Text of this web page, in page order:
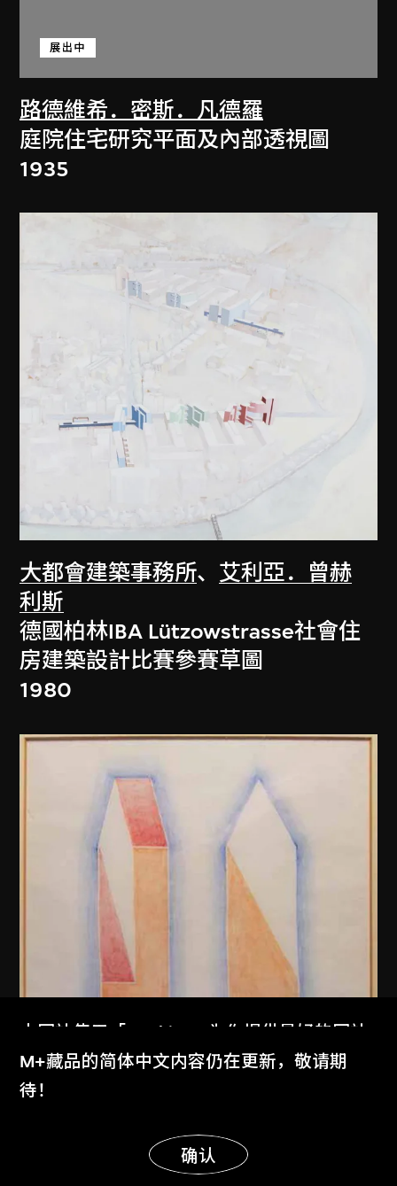
路德維希．密斯．凡德羅
展出中
庭院住宅研究平面及內部透視圖
1935
大都會建築事務所、 艾利亞．曾赫
利斯
德國柏林IBA Lützowstrasse社會住
房建築設計比賽參賽草圖
1980
雙子摩天樓！（美國達拉斯噴泉廣
本网站使用「Cookies」为你提供最好的网站
体验。
了解更多
明白
M+藏品的简体中文内容仍在更新，敬请期
待！
确认
显示更多